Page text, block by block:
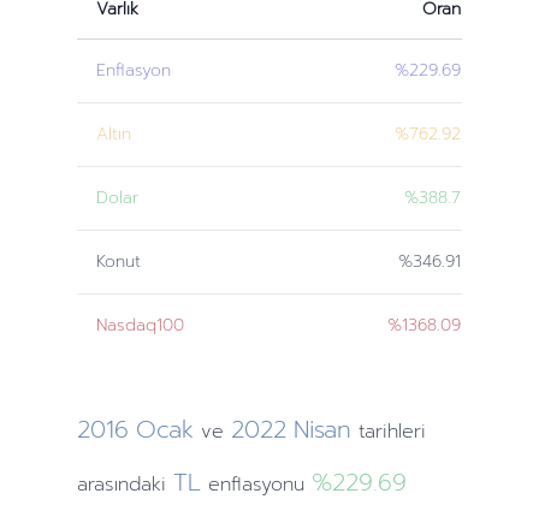
Varlık Oran
Enflasyon %229.69
Altın %762.92
Dolar %388.7
Konut %346.91
Nasdaq100 %1368.09
2016 Ocak ve 2022 Nisan tarihleri
arasındaki TLenflasyonu %229.69